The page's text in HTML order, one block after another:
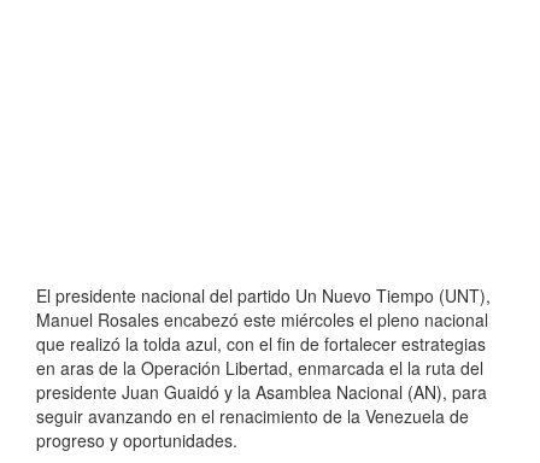
El presidente nacional del partido Un Nuevo Tiempo (UNT),
Manuel Rosales encabezó este miércoles el pleno nacional
que realizó la tolda azul, con el fin de fortalecer estrategias
en aras de la Operación Libertad, enmarcada el la ruta del
presidente Juan Guaidó y la Asamblea Nacional (AN), para
seguir avanzando en el renacimiento de la Venezuela de
progreso y oportunidades.